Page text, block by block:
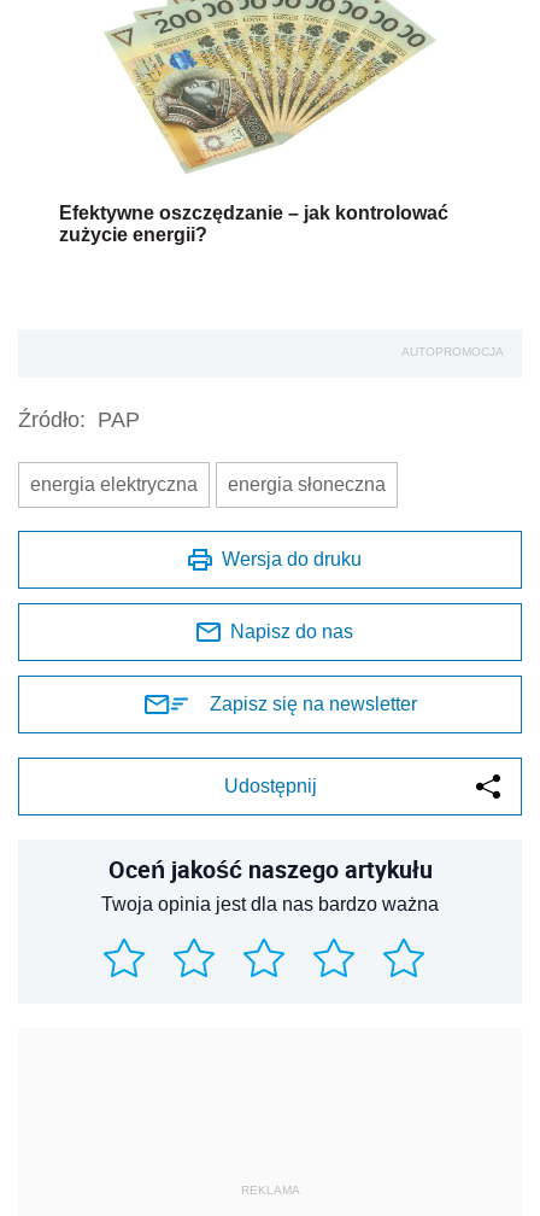
Efektywne oszczędzanie – jak kontrolować
zużycie energii?
AUTOPROMOCJA
Źródło: PAP
energia elektryczna energia słoneczna
Wersja do druku
Napisz do nas
Zapisz się na newsletter
Udostępnij
Oceń jakość naszego artykułu
Twoja opinia jest dla nas bardzo ważna
REKLAMA